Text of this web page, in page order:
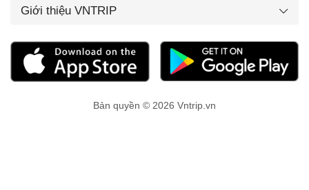
Giới thiệu VNTRIP
Bản quyền © 2026 Vntrip.vn